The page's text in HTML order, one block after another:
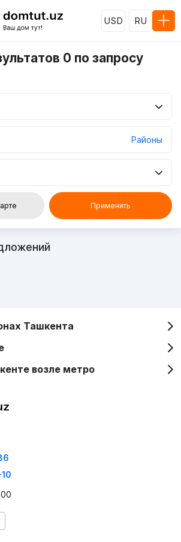
USD RU
0 по запросу
Районы
Применить
Ташкента
возле метро